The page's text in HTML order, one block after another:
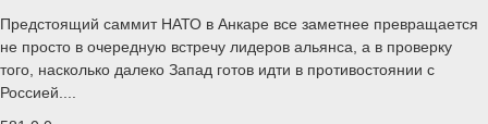
Предстоящий саммит НАТО в Анкаре все заметнее превращается
не просто в очередную встречу лидеров альянса, а в проверку
того, насколько далеко Запад готов идти в противостоянии с
Россией....